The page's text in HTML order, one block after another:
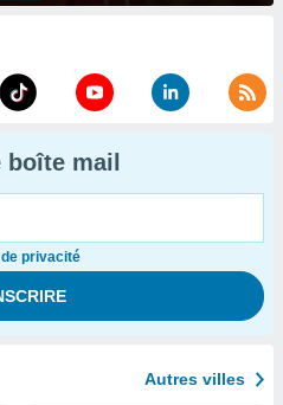
mail
privacité
Autres villes